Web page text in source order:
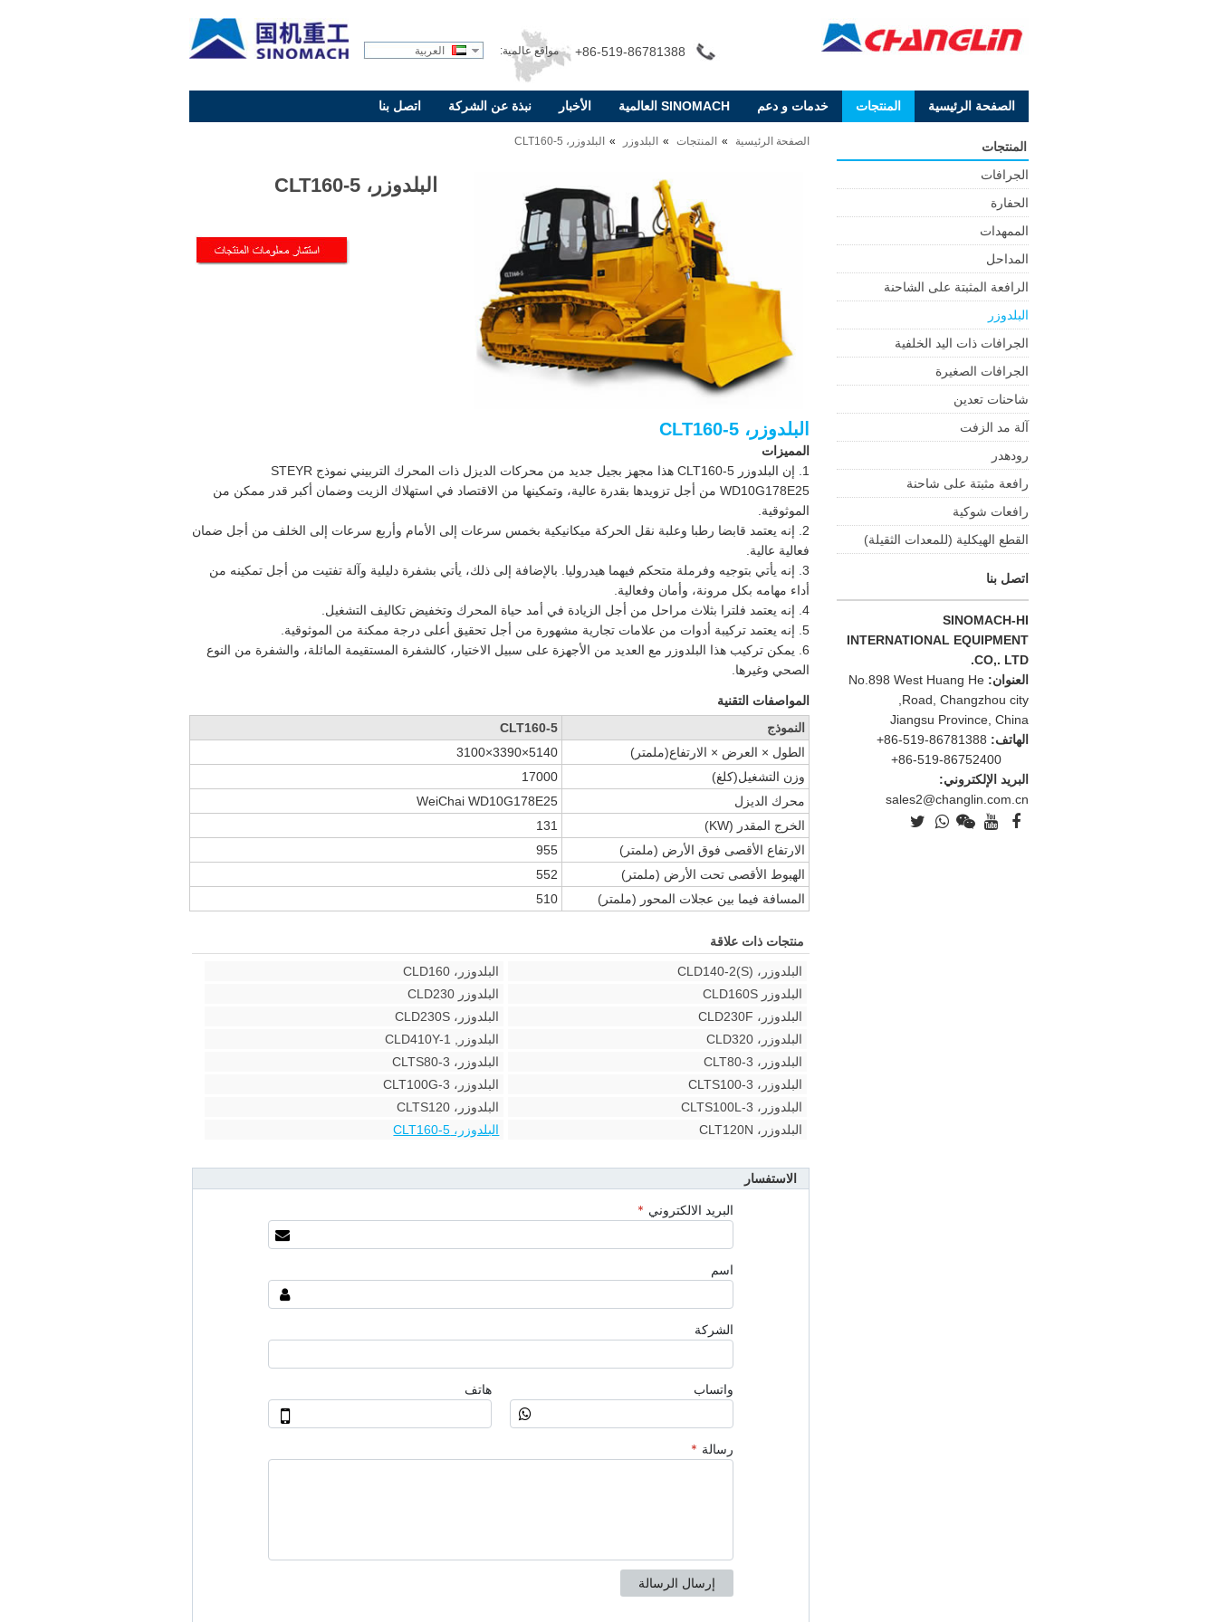
+86-519-86781388 مواقع عالمية: العربية
الصفحة الرئيسية المنتجات خدمات و دعم SINOMACH العالمية الأخبار نبذة عن الشركة اتصل بنا
الصفحة الرئيسية المنتجات البلدوزر البلدوزر، CLT160-5
البلدوزر، CLT160-5
البلدوزر، CLT160-5
المميزات
1. إن البلدوزر CLT160-5 هذا مجهز بجيل جديد من محركات الديزل ذات المحرك التربيني نموذج STEYR
WD10G178E25 من أجل تزويدها بقدرة عالية، وتمكينها من الاقتصاد في استهلاك الزيت وضمان أكبر قدر ممكن من
الموثوقية.
2. إنه يعتمد قابضا رطبا وعلبة نقل الحركة ميكانيكية بخمس سرعات إلى الأمام وأربع سرعات إلى الخلف من أجل ضمان
فعالية عالية.
3. إنه يأتي بتوجيه وفرملة متحكم فيهما هيدروليا. بالإضافة إلى ذلك، يأتي بشفرة دليلية وآلة تفتيت من أجل تمكينه من
أداء مهامه بكل مرونة، وأمان وفعالية.
4. إنه يعتمد فلترا بثلاث مراحل من أجل الزيادة في أمد حياة المحرك وتخفيض تكاليف التشغيل.
5. إنه يعتمد تركيبة أدوات من علامات تجارية مشهورة من أجل تحقيق أعلى درجة ممكنة من الموثوقية.
6. يمكن تركيب هذا البلدوزر مع العديد من الأجهزة على سبيل الاختيار، كالشفرة المستقيمة المائلة، والشفرة من النوع
الصحي وغيرها.
المواصفات التقنية
النموذج
CLT160-5
الطول × العرض × الارتفاع(ملمتر)
5140×3390×3100
وزن التشغيل(كلغ)
17000
محرك الديزل
WeiChai WD10G178E25
الخرج المقدر (KW)
131
الارتفاع الأقصى فوق الأرض (ملمتر)
955
الهبوط الأقصى تحت الأرض (ملمتر)
552
المسافة فيما بين عجلات المحور (ملمتر) 510
منتجات ذات علاقة
البلدوزر، CLD140-2(S)
البلدوزر، CLD160
البلدوزر CLD160S
البلدوزر CLD230
البلدوزر، CLD230F
البلدوزر، CLD230S
البلدوزر، CLD320
البلدوزر, CLD410Y-1
البلدوزر، CLT80-3
البلدوزر، CLTS80-3
البلدوزر، CLTS100-3
البلدوزر، CLT100G-3
البلدوزر، CLTS100L-3
البلدوزر، CLTS120
البلدوزر، CLT120N
البلدوزر، CLT160-5
الاستفسار
المنتجات
الجرافات
الحفارة
الممهدات
المداحل
الرافعة المثبتة على الشاحنة
البلدوزر
الجرافات ذات اليد الخلفية
الجرافات الصغيرة
شاحنات تعدين
آلة مد الزفت
رودهدر
رافعة مثبتة على شاحنة
رافعات شوكية
القطع الهيكلية (للمعدات الثقيلة)
اتصل بنا
SINOMACH-HI
INTERNATIONAL EQUIPMENT
CO,. LTD.
العنوان:No.898 West Huang He
Road, Changzhou city,
Jiangsu Province, China
الهاتف: +86-519-86781388
+86-519-86752400
البريد الإلكتروني:
sales2@changlin.com.cn